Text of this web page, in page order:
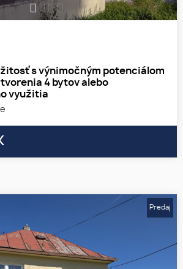
1 2
s výnimočným potenciálom
4 bytov alebo
využitia
Predaj